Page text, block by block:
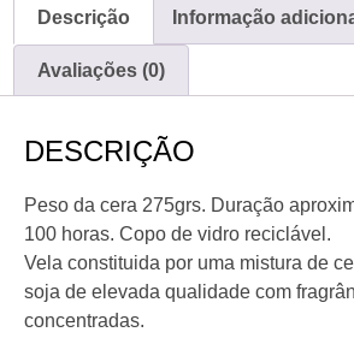
Descrição Informação
Avaliações (0)
DESCRIÇÃO
Peso da cera 275grs. Duração
100 horas. Copo de vidro reciclável.
Vela constituida por uma mistura de
soja de elevada qualidade com
concentradas.